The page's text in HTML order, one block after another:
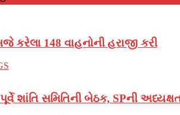
કરેલા 148 વાહનોની હરાજી કરી
પૂર્વે શાંતિ સમિતિની બેઠક, SPની